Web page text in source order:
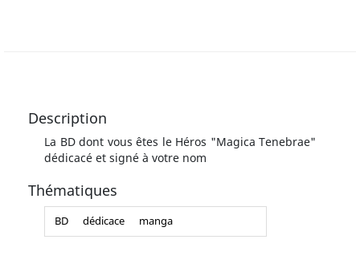
Description
La BD dont vous êtes le Héros "Magica Tenebrae"
dédicacé et signé à votre nom
Thématiques
BD dédicace manga